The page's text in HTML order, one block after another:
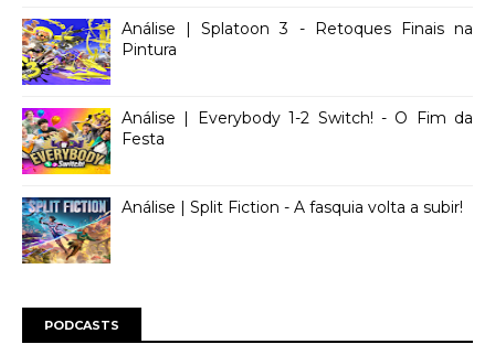
Análise | Splatoon 3 - Retoques Finais na
Pintura
Análise | Everybody 1-2 Switch! - O Fim da
Festa
Análise | Split Fiction - A fasquia volta a subir!
PODCASTS